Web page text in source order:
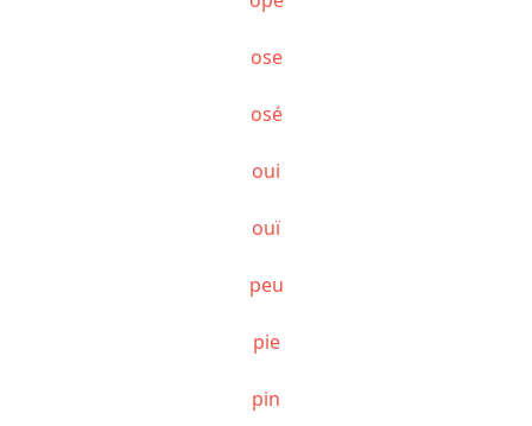
ose
osé
oui
ouï
peu
pie
pin